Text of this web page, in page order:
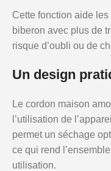
Cette fonction aide
biberon avec plus de
risque d’oubli ou de
Un design
Le cordon maison
l’utilisation de
permet un séchage
ce qui rend
utilisation.